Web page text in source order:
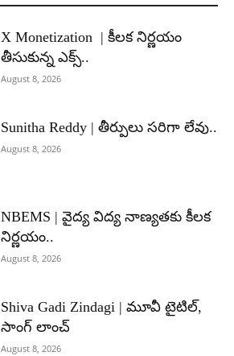
X Monetization | కీలక నిర్ణయం
తీసుకున్న ఎక్స్..
August 8, 2026
Sunitha Reddy | తీర్పులు సరిగా లేవు..
August 8, 2026
NBEMS | వైద్య విద్య నాణ్యతకు కీలక
నిర్ణయం..
August 8, 2026
Shiva Gadi Zindagi | మూవీ టైటిల్,
సాంగ్ లాంచ్
August 8, 2026